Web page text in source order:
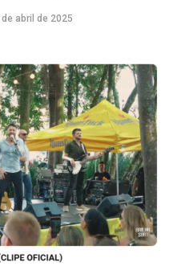
para todos que apreciam
de abril de 2025